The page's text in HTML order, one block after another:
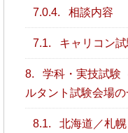
7.0.4. 相談内容
7.1. キャリコン
8.
学科・実技試験
ルタント試験会場の
8.1. 北海道／札幌